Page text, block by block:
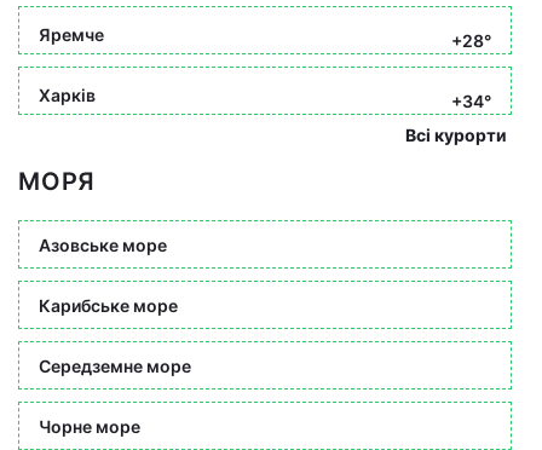
Яремче +28°
Харків
+34°
Всі курорти
МОРЯ
Азовське море
Карибське море
Середземне море
Чорне море